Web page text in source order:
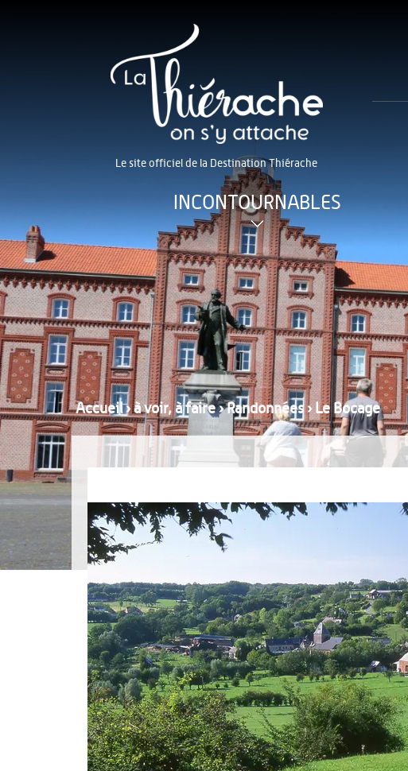
Le site officiel de la Destination Thiérache
INCONTOURNABLES
Accueil›à voir, à faire›Randonnées ›Le Bocage